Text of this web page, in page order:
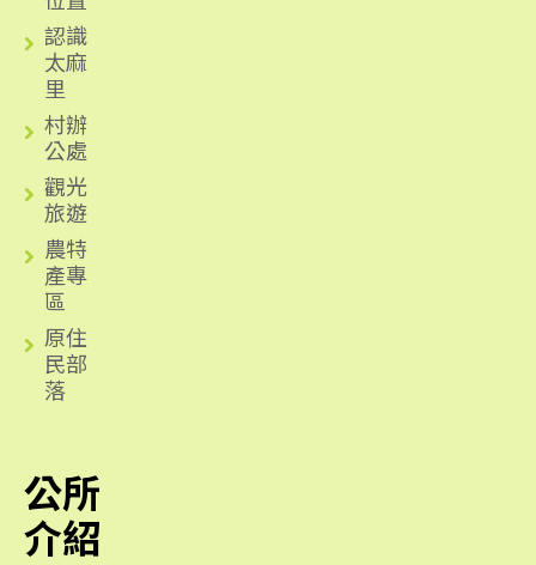
認識
太麻
里
村辦
公處
觀光
旅遊
農特
產專
區
原住
民部
落
公所
介紹